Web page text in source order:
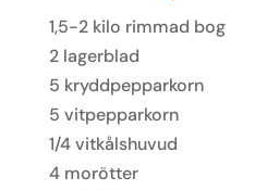
1,5-2 kilo rimmad bog
2 lagerblad
5 kryddpepparkorn
5 vitpepparkorn
1/4 vitkålshuvud
4 morötter